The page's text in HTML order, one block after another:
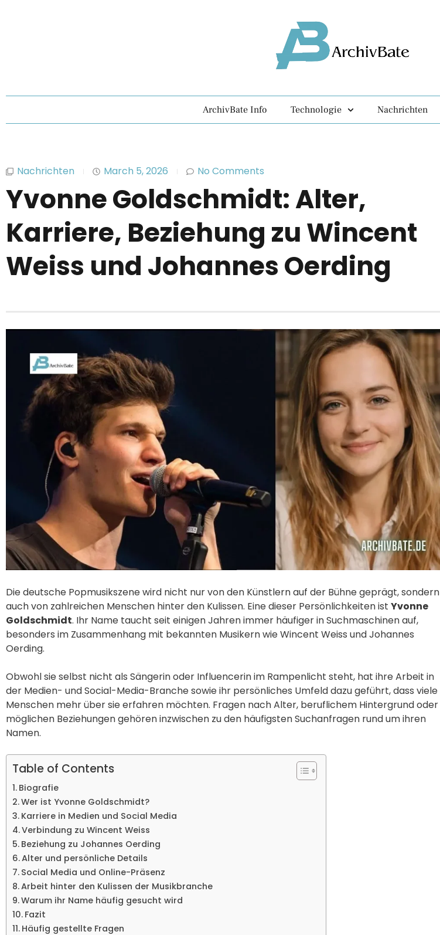
ArchivBate Info Technologie Nachrichten
Nachrichten March 5, 2026 No Comments
Yvonne Goldschmidt: Alter,
Karriere, Beziehung zu Wincent
Weiss und Johannes Oerding
Die deutsche Popmusikszene wird nicht nur von den Künstlern auf der Bühne geprägt, sondern
auch von zahlreichen Menschen hinter den Kulissen. Eine dieser Persönlichkeiten ist Yvonne
Goldschmidt. Ihr Name taucht seit einigen Jahren immer häufiger in Suchmaschinen auf,
besonders im Zusammenhang mit bekannten Musikern wie Wincent Weiss und Johannes
Oerding.
Obwohl sie selbst nicht als Sängerin oder Influencerin im Rampenlicht steht, hat ihre Arbeit in
der Medien- und Social-Media-Branche sowie ihr persönliches Umfeld dazu geführt, dass viele
Menschen mehr über sie erfahren möchten. Fragen nach Alter, beruflichem Hintergrund oder
möglichen Beziehungen gehören inzwischen zu den häufigsten Suchanfragen rund um ihren
Namen.
Table of Contents
Biografie
Wer ist Yvonne Goldschmidt?
Karriere in Medien und Social Media
Verbindung zu Wincent Weiss
Beziehung zu Johannes Oerding
Alter und persönliche Details
Social Media und Online-Präsenz
Arbeit hinter den Kulissen der Musikbranche
Warum ihr Name häufig gesucht wird
Fazit
Häufig gestellte Fragen